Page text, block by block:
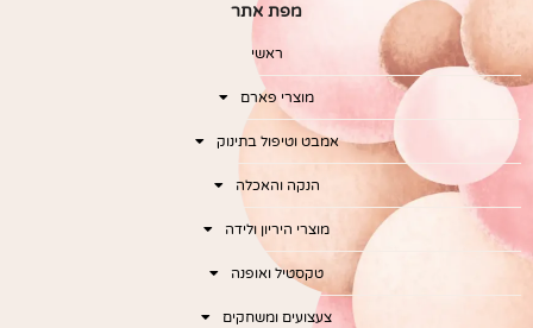
מפת אתר
ראשי
מוצרי פארם
אמבט וטיפול בתינוק
הנקה והאכלה
מוצרי היריון ולידה
טקסטיל ואופנה
צעצועים ומשחקים